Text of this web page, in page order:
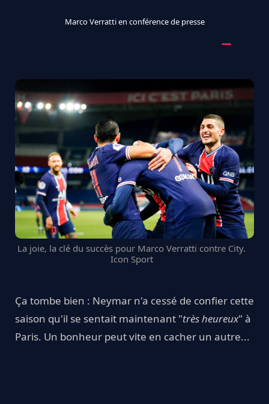
Marco Verratti en conférence de presse
La joie, la clé du succès pour Marco Verratti contre City.
Icon Sport
Ça tombe bien : Neymar n'a cessé de confier cette
saison qu'il se sentait maintenant "très heureux" à
Paris. Un bonheur peut vite en cacher un autre...